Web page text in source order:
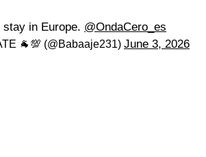
stay in Europe. @OndaCero_es
🐐💯 (@Babaaje231) June 3, 2026